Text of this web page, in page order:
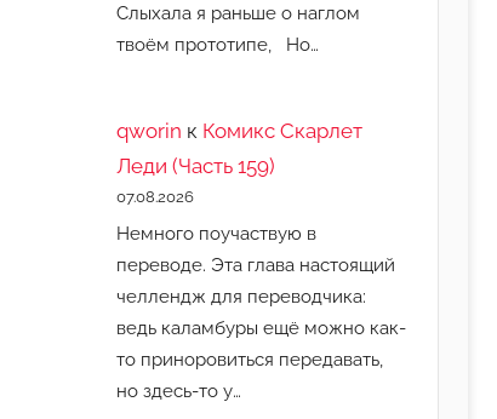
Слыхала я раньше о наглом
твоём прототипе, Но…
qworin к Комикс Скарлет
Леди (Часть 159)
07.08.2026
Немного поучаствую в
переводе. Эта глава настоящий
челлендж для переводчика:
ведь каламбуры ещё можно как-
то приноровиться передавать,
но здесь-то у…